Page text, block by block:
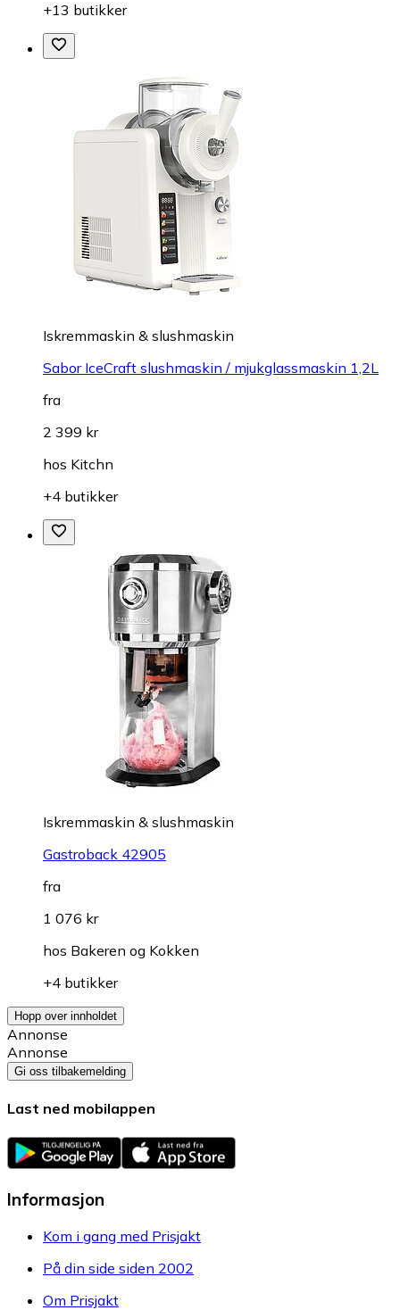
+13 butikker
Iskremmaskin & slushmaskin
Sabor IceCraft slushmaskin / mjukglassmaskin 1,2L
fra
2 399 kr
hos Kitchn
+4 butikker
Iskremmaskin & slushmaskin
Gastroback 42905
fra
1 076 kr
hos Bakeren og Kokken
+4 butikker
Hopp over innholdet
Annonse
Annonse
Gi oss tilbakemelding
Last ned mobilappen
Informasjon
Kom i gang med Prisjakt
På din side siden 2002
Om Prisjakt